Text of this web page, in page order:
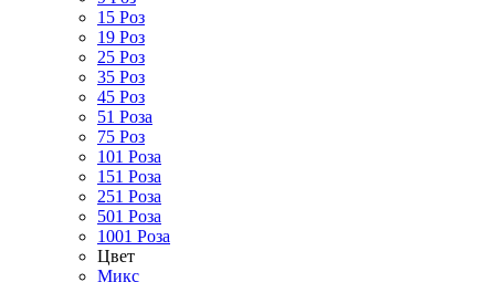
15 Роз
19 Роз
25 Роз
35 Роз
45 Роз
51 Роза
75 Роз
101 Роза
151 Роза
251 Роза
501 Роза
1001 Роза
Цвет
Микс